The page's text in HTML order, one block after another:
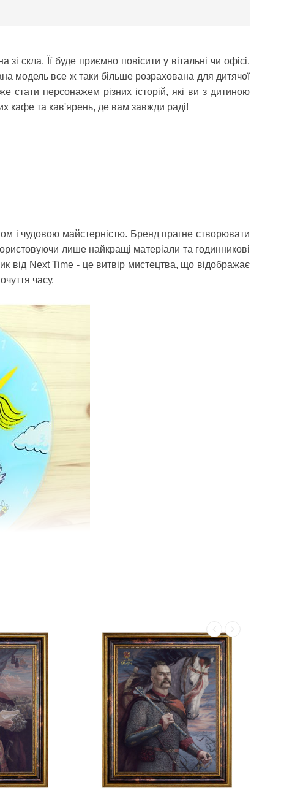
скла. Її буде приємно повісити у вітальні чи офісі.
модель все ж таки більше розрахована для дитячої
стати персонажем різних історій, які ви з дитиною
кафе та кав'ярень, де вам завжди раді!
і чудовою майстерністю. Бренд прагне створювати
лише найкращі матеріали та годинникові
від Next Time - це витвір мистецтва, що відображає
часу.